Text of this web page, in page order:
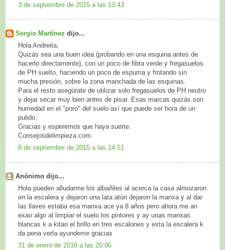
3 de septiembre de 2015 a las 13:43
Sergio Martínez dijo...
Hola Andreita,
Quizás sea una buen idea (probando en una esquina antes de
hacerlo directamente), con un poco de fibra verde y fregasuelos
de PH suelto, haciendo un poco de espuma y frotando sin
mucha presión, sobre la zona manchada de las esquinas.
Para el resto asegúrate de utilizar solo fregasuelos de PH neutro
y dejar secar muy bien antes de pisar. Esas marcas quizás son
humedad en el "poro" del suelo así que puede ser hora de un
pulido.
Gracias y esperemos que haya suerte.
Consejosdelimpieza.com
8 de septiembre de 2015 a las 14:51
Anónimo dijo...
Hola pueden alludarme los albañiles al acerca la casa almozaron
en la escalera y dejaron una lata atún dejaron la manxa y al dar
las llaves estaba esa manxa ace ya 8 años pero ahora me an
exao algo al limpiar el suelo los pintores y ay unas manxas
blancas k a kitao el brillo en tres escalones y esta la escalera k
da pena verla ayundeme gracias
31 de enero de 2016 a las 20:06